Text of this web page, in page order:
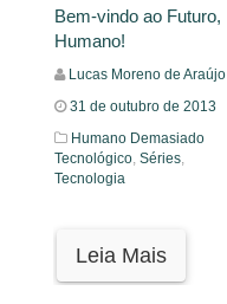
Bem-vindo ao Futuro,
Humano!
Lucas Moreno de Araújo
31 de outubro de 2013
Humano Demasiado
Tecnológico, Séries,
Tecnologia
Leia Mais